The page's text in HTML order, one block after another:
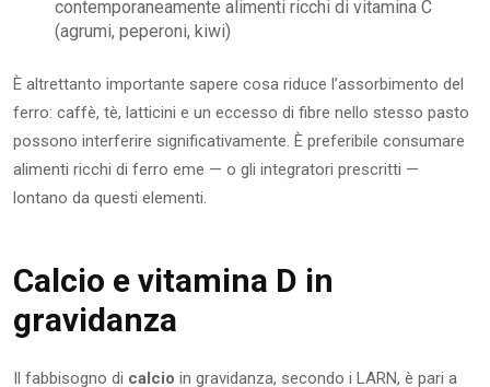
contemporaneamente alimenti ricchi di vitamina C
(agrumi, peperoni, kiwi)
È altrettanto importante sapere cosa riduce l’assorbimento del
ferro: caffè, tè, latticini e un eccesso di fibre nello stesso pasto
possono interferire significativamente. È preferibile consumare
alimenti ricchi di ferro eme — o gli integratori prescritti —
lontano da questi elementi.
Calcio e vitamina D in
gravidanza
Il fabbisogno di calcio in gravidanza, secondo i LARN, è pari a